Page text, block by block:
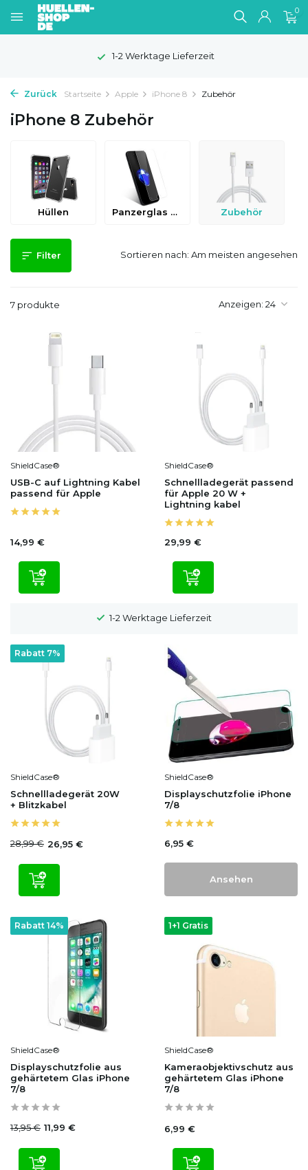
0
1-2 Werktage Lieferzeit
Zurück Startseite Apple iPhone 8 Zubehör
iPhone 8 Zubehör
Hüllen Panzerglas & Schutzfolien Zubehör
Filter
7 produkte Anzeigen:
Sortieren nach:
ShieldCase®
USB-C auf Lightning Kabel
passend für Apple
14,99 €
ShieldCase®
Schnellladegerät passend
für Apple 20 W +
Lightning kabel
29,99 €
1-2 Werktage Lieferzeit
Rabatt 7%
ShieldCase®
Schnellladegerät 20W
+ Blitzkabel
28,99 € 26,95 €
ShieldCase®
Displayschutzfolie iPhone
7/8
6,95 €
Ansehen
Rabatt 14%
ShieldCase®
Displayschutzfolie aus
gehärtetem Glas iPhone
7/8
13,95 € 11,99 €
1+1 Gratis
ShieldCase®
Kameraobjektivschutz aus
gehärtetem Glas iPhone
7/8
6,99 €